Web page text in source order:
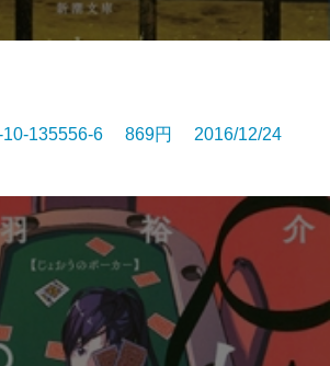
135556-6 869円 2016/12/24